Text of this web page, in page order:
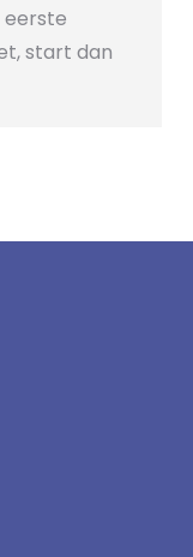
eerste
start dan